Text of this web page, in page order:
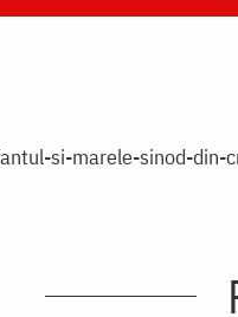
si-marele-sinod-din-